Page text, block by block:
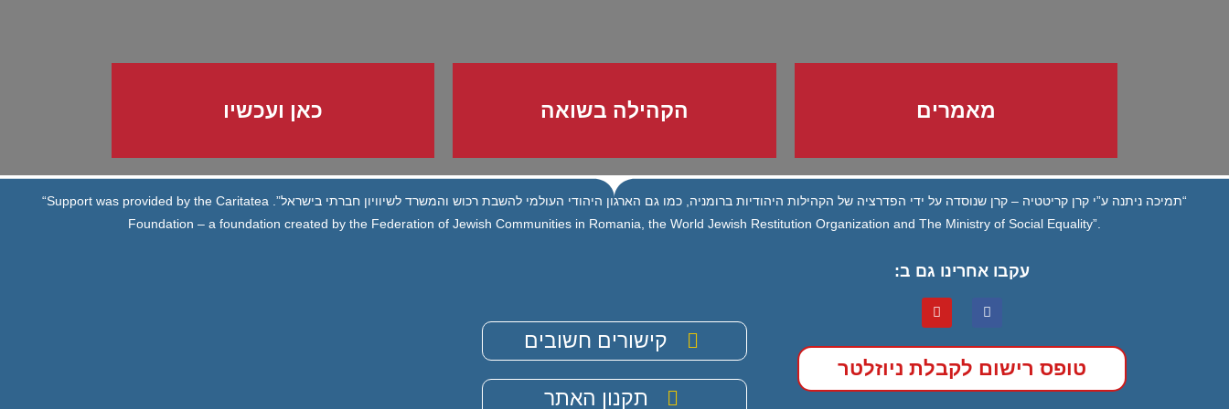
מאמרים הקהילה בשואה כאן ועכשיו
“תמיכה ניתנה ע”י קרן קריטטיה – קרן שנוסדה על ידי הפדרציה של הקהילות היהודיות ברומניה, כמו גם הארגון היהודי העולמי להשבת רכוש והמשרד לשיוויון חברתי בישראל”. “Support was provided by the Caritatea
Foundation – a foundation created by the Federation of Jewish Communities in Romania, the World Jewish Restitution Organization and The Ministry of Social Equality”.
עקבו אחרינו גם ב:
טופס רישום לקבלת ניוזלטר
קישורים חשובים
תקנון האתר